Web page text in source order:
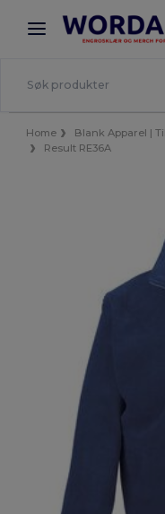
× Wordans-app
Bedre priser i
Home Blank Apparel |
Result RE36A